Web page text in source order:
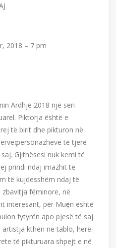
2018 – 7 pm
Ardhje 2018 një seri
Piktorja është e
të birit dhe pikturon në
personazheve të tjerë
Gjithësesi nuk kemi të
prindi ndaj imazhit të
të kujdesshëm ndaj të
fëminore, në
interesant, për Muҫën është
fytyrën apo pjesë të saj
kthen në tablo, herë-
të pikturuara shpejt e në